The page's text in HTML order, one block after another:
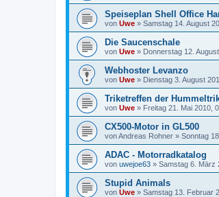
Speiseplan Shell Office
von Uwe » Samstag 14. August
Die Saucenschale
von Uwe » Donnerstag 12.
Webhoster Levanzo
von Uwe » Dienstag 3. August
Triketreffen der
von Uwe » Freitag 21. Mai 2010,
CX500-Motor in GL500
vonAndreas Rohner » Sonntag
ADAC - Motorradkatalog
von uwejoe63 » Samstag 6. März
Stupid Animals
von Uwe » Samstag 13. Februar